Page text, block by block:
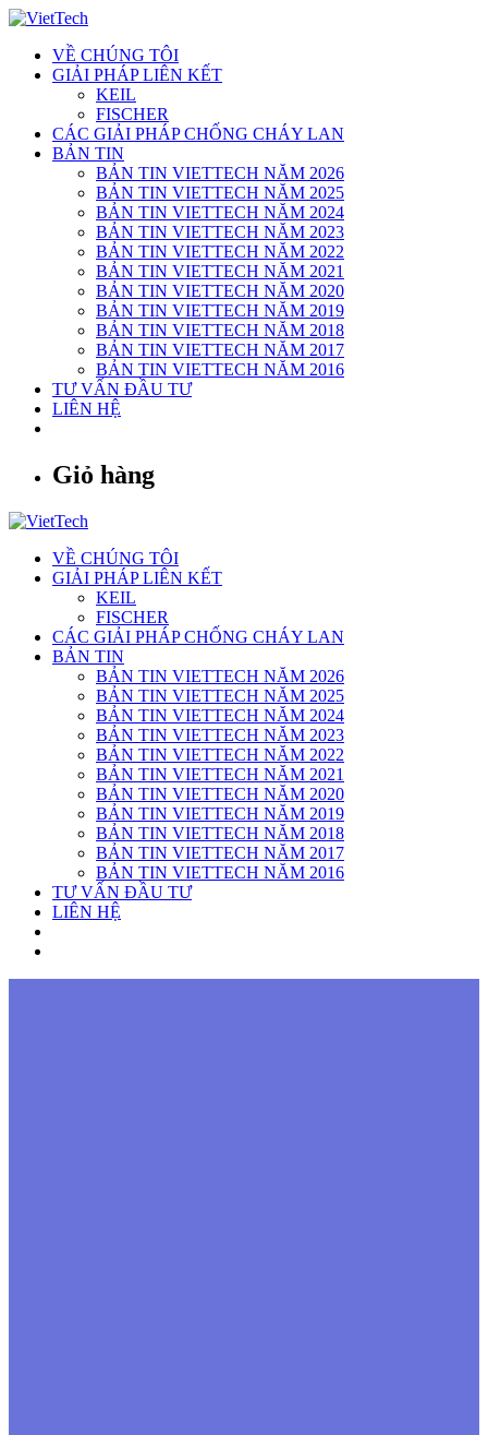
Skip
contentVỀ CHÚNG TÔI
GIẢI PHÁP LIÊN KẾT
KEIL
FISCHER
CÁC GIẢI PHÁP CHỐNG CHÁY LAN
BẢN TIN
BẢN TIN VIETTECH NĂM 2026
BẢN TIN VIETTECH NĂM 2025
BẢN TIN VIETTECH NĂM 2024
BẢN TIN VIETTECH NĂM 2023
BẢN TIN VIETTECH NĂM 2022
BẢN TIN VIETTECH NĂM 2021
BẢN TIN VIETTECH NĂM 2020
BẢN TIN VIETTECH NĂM 2019
BẢN TIN VIETTECH NĂM 2018
BẢN TIN VIETTECH NĂM 2017
BẢN TIN VIETTECH NĂM 2016
TƯ VẤN ĐẦU TƯ
LIÊN HỆ
Giỏ hàng
VỀ CHÚNG TÔI
GIẢI PHÁP LIÊN KẾT
KEIL
FISCHER
CÁC GIẢI PHÁP CHỐNG CHÁY LAN
BẢN TIN
BẢN TIN VIETTECH NĂM 2026
BẢN TIN VIETTECH NĂM 2025
BẢN TIN VIETTECH NĂM 2024
BẢN TIN VIETTECH NĂM 2023
BẢN TIN VIETTECH NĂM 2022
BẢN TIN VIETTECH NĂM 2021
BẢN TIN VIETTECH NĂM 2020
BẢN TIN VIETTECH NĂM 2019
BẢN TIN VIETTECH NĂM 2018
BẢN TIN VIETTECH NĂM 2017
BẢN TIN VIETTECH NĂM 2016
TƯ VẤN ĐẦU TƯ
LIÊN HỆ